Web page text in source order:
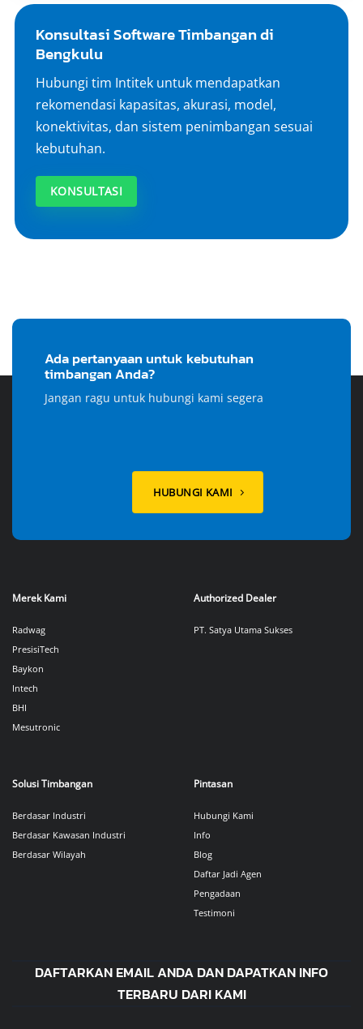
Konsultasi Software Timbangan di
Bengkulu
Hubungi tim Intitek untuk mendapatkan
rekomendasi kapasitas, akurasi, model,
konektivitas, dan sistem penimbangan sesuai
kebutuhan.
KONSULTASI
Ada pertanyaan untuk kebutuhan
timbangan Anda?
Jangan ragu untuk hubungi kami segera
HUBUNGI KAMI
Merek Kami
Radwag
PresisiTech
Baykon
Intech
BHI
Mesutronic
Authorized Dealer
PT. Satya Utama Sukses
Solusi Timbangan
Berdasar Industri
Berdasar Kawasan Industri
Berdasar Wilayah
Pintasan
Hubungi Kami
Info
Blog
Daftar Jadi Agen
Pengadaan
Testimoni
DAFTARKAN EMAIL ANDA DAN DAPATKAN INFO
TERBARU DARI KAMI